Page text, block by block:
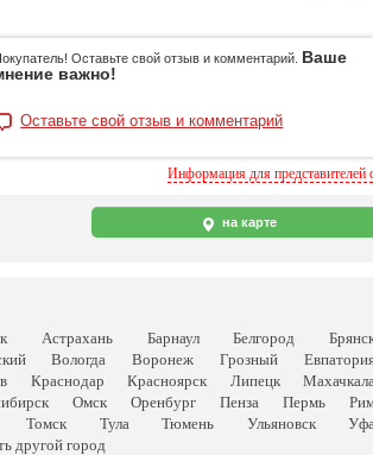
Оставьте свой отзыв и комментарий. Ваше
важно!
Оставьте свой отзыв и комментарий
Информация для
на карте
Астрахань Барнаул Белгород
Вологда Воронеж Грозный
Краснодар Красноярск Липецк
Омск Оренбург Пенза Пермь
Томск Тула Тюмень Ульяновск
другой город